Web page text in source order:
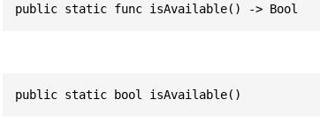
public static func isAvailable() -> Bool
public static bool isAvailable()